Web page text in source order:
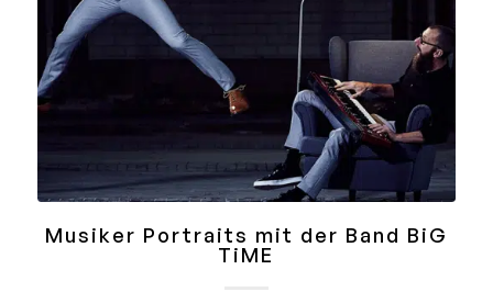
Musiker Portraits mit der Band BiG
TiME